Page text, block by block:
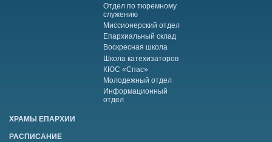
Отдел по тюремному
служению
Миссионерский отдел
Епархиальный склад
Воскресная школа
Школа катехизаторов
КЮС «Спас»
Молодежный отдел
Информационный
отдел
ХРАМЫ ЕПАРХИИ
РАСПИСАНИЕ